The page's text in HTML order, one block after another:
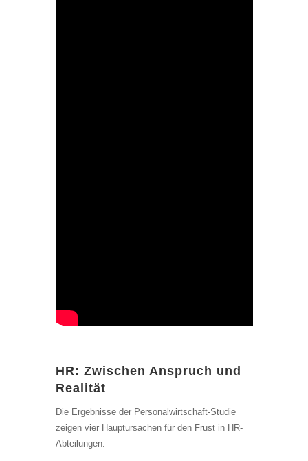
HR: Zwischen Anspruch und
Realität
Die Ergebnisse der Personalwirtschaft-Studie
zeigen vier Hauptursachen für den Frust in HR-
Abteilungen: